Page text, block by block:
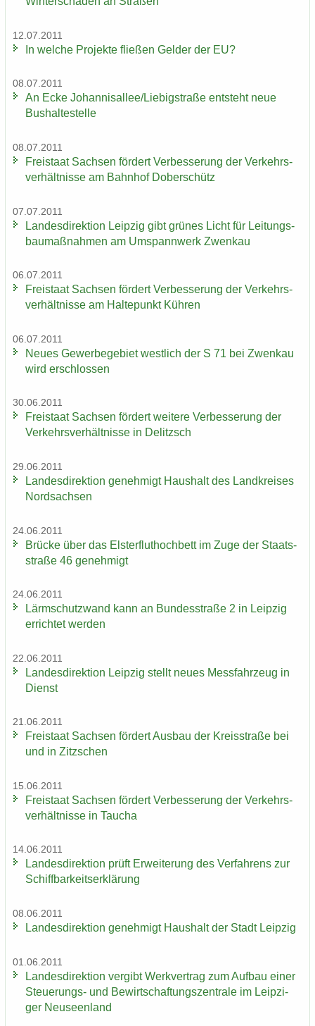
12.07.2011
In wel­che Pro­jek­te flie­ßen Gel­der der EU?
08.07.2011
An Ecke Jo­han­ni­s­al­lee/Lie­big­stra­ße ent­steht neue
Bus­hal­te­stel­le
08.07.2011
Frei­staat Sach­sen för­dert Ver­bes­se­rung der Ver­kehrs­
ver­hält­nis­se am Bahn­hof Do­ber­schütz
07.07.2011
Lan­des­di­rek­ti­on Leip­zig gibt grü­nes Licht für Lei­tungs­
bau­maß­nah­men am Um­spann­werk Zwenkau
06.07.2011
Frei­staat Sach­sen för­dert Ver­bes­se­rung der Ver­kehrs­
ver­hält­nis­se am Hal­te­punkt Küh­ren
06.07.2011
Neues Ge­wer­be­ge­biet west­lich der S 71 bei Zwenkau
wird er­schlos­sen
30.06.2011
Frei­staat Sach­sen för­dert wei­te­re Ver­bes­se­rung der
Ver­kehrs­ver­hält­nis­se in De­litzsch
29.06.2011
Lan­des­di­rek­ti­on ge­neh­migt Haus­halt des Land­krei­ses
Nord­sach­sen
24.06.2011
Brü­cke über das Els­ter­flut­hoch­bett im Zuge der Staats­
stra­ße 46 ge­neh­migt
24.06.2011
Lärm­schutz­wand kann an Bun­des­stra­ße 2 in Leip­zig
er­rich­tet wer­den
22.06.2011
Lan­des­di­rek­ti­on Leip­zig stellt neues Mess­fahr­zeug in
Dienst
21.06.2011
Frei­staat Sach­sen för­dert Aus­bau der Kreis­stra­ße bei
und in Zitz­schen
15.06.2011
Frei­staat Sach­sen för­dert Ver­bes­se­rung der Ver­kehrs­
ver­hält­nis­se in Tau­cha
14.06.2011
Lan­des­di­rek­ti­on prüft Er­wei­te­rung des Ver­fah­rens zur
Schiff­bar­keits­er­klä­rung
08.06.2011
Lan­des­di­rek­ti­on ge­neh­migt Haus­halt der Stadt Leip­zig
01.06.2011
Lan­des­di­rek­ti­on ver­gibt Werk­ver­trag zum Auf­bau einer
Steuerungs-​ und Be­wirt­schaf­tungs­zen­tra­le im Leip­zi­
ger Neu­seen­land